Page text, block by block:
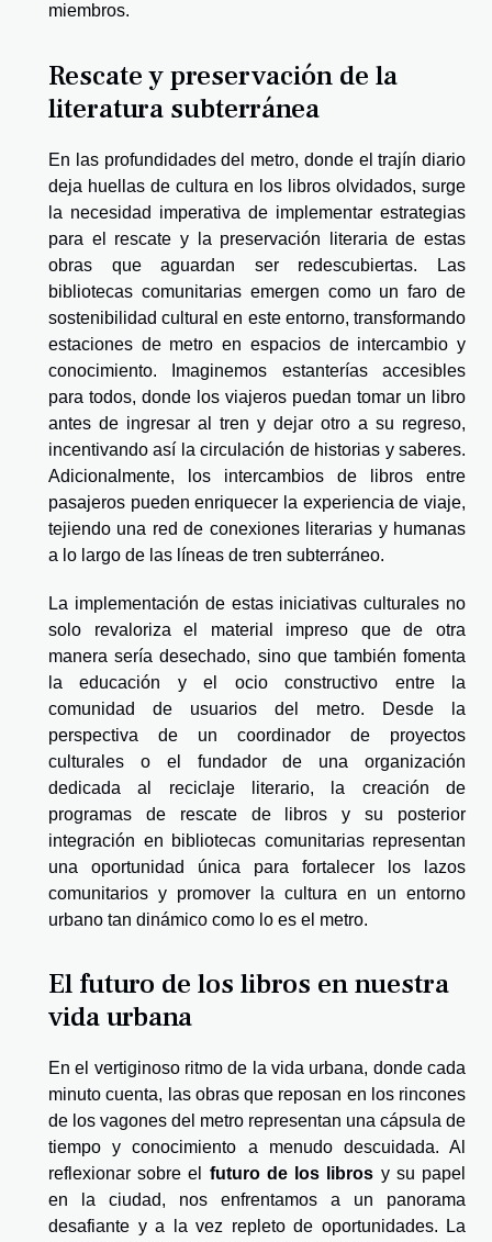
miembros.
Rescate y preservación de la
literatura subterránea
En las profundidades del metro, donde el trajín diario
deja huellas de cultura en los libros olvidados, surge
la necesidad imperativa de implementar estrategias
para el rescate y la preservación literaria de estas
obras que aguardan ser redescubiertas. Las
bibliotecas comunitarias emergen como un faro de
sostenibilidad cultural en este entorno, transformando
estaciones de metro en espacios de intercambio y
conocimiento. Imaginemos estanterías accesibles
para todos, donde los viajeros puedan tomar un libro
antes de ingresar al tren y dejar otro a su regreso,
incentivando así la circulación de historias y saberes.
Adicionalmente, los intercambios de libros entre
pasajeros pueden enriquecer la experiencia de viaje,
tejiendo una red de conexiones literarias y humanas
a lo largo de las líneas de tren subterráneo.
La implementación de estas iniciativas culturales no
solo revaloriza el material impreso que de otra
manera sería desechado, sino que también fomenta
la educación y el ocio constructivo entre la
comunidad de usuarios del metro. Desde la
perspectiva de un coordinador de proyectos
culturales o el fundador de una organización
dedicada al reciclaje literario, la creación de
programas de rescate de libros y su posterior
integración en bibliotecas comunitarias representan
una oportunidad única para fortalecer los lazos
comunitarios y promover la cultura en un entorno
urbano tan dinámico como lo es el metro.
El futuro de los libros en nuestra
vida urbana
En el vertiginoso ritmo de la vida urbana, donde cada
minuto cuenta, las obras que reposan en los rincones
de los vagones del metro representan una cápsula de
tiempo y conocimiento a menudo descuidada. Al
reflexionar sobre el futuro de los libros y su papel
en la ciudad, nos enfrentamos a un panorama
desafiante y a la vez repleto de oportunidades. La